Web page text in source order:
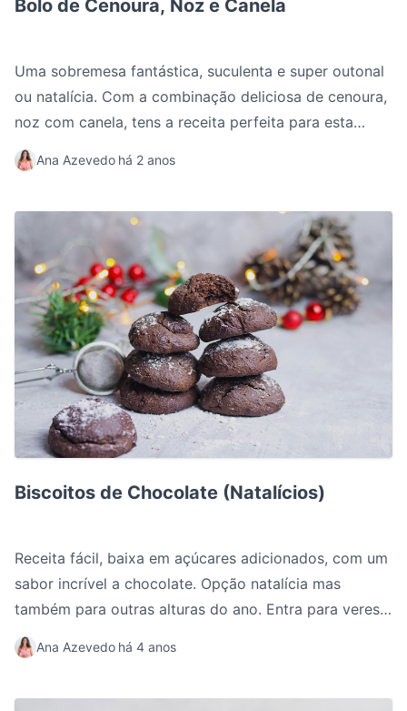
Bolo de Cenoura, Noz e Canela
Uma sobremesa fantástica, suculenta e super outonal
ou natalícia. Com a combinação deliciosa de cenoura,
noz com canela, tens a receita perfeita para esta
época do ano.
Ana Azevedo há 2 anos
Biscoitos de Chocolate (Natalícios)
Receita fácil, baixa em açúcares adicionados, com um
sabor incrível a chocolate. Opção natalícia mas
também para outras alturas do ano. Entra para veres a
receita completa.
Ana Azevedo há 4 anos